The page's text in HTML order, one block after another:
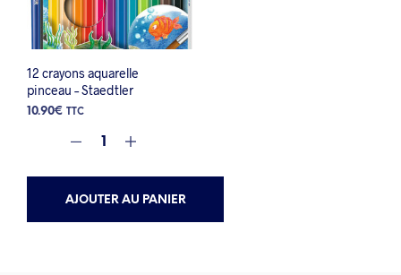
12 crayons aquarelle
pinceau – Staedtler
10.90€ TTC
AJOUTER AU PANIER